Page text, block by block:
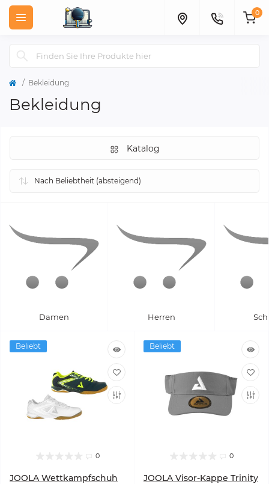
0
Bekleidung
Bekleidung
Katalog
Damen Herren
Beliebt
0
JOOLA Wettkampfschuh
Beliebt
0
JOOLA Visor-Kappe Trinity